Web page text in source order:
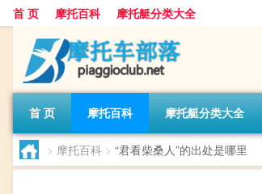
首 页 摩托百科 摩托艇分类大全
首 页 摩托百科 摩托艇分类大全
> 摩托百科 > “君看柴桑人”的出处是哪里